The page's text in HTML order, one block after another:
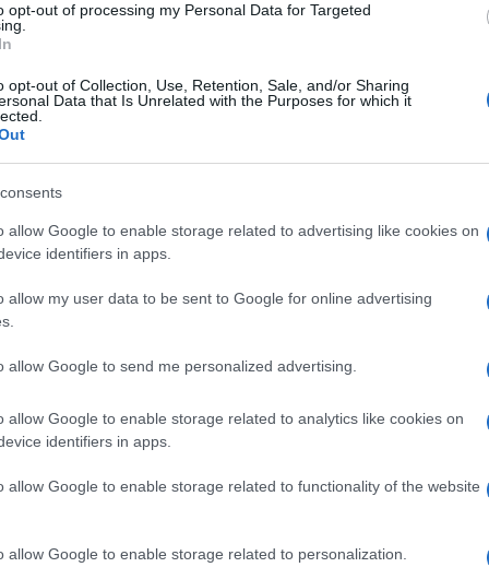
opt-out of processing my Personal Data for Targeted
opt-out of Collection, Use, Retention, Sale, and/or Sharing
Data that Is Unrelated with the Purposes for which it
allow Google to enable storage related to advertising like cookies on
identifiers in apps.
allow my user data to be sent to Google for online advertising
allow Google to send me personalized advertising.
allow Google to enable storage related to analytics like cookies on
identifiers in apps.
allow Google to enable storage related to functionality of the website
allow Google to enable storage related to personalization.
qualche anno fa, nel momento in
del modello economico e sociale
europea. Ora hanno
coagulandosi con altri gruppi, e riescono
quantomeno temporaneamente.
(non quella finta cosiddetta
portatori. Vogliono decidere della
sia legittimata a farlo per loro. Si
punto e basta: è un sacro diritto
i diversi gruppi sociali che
ha dunque un comune denominatore:
della Seconda Guerra Mondiale, difatti,
invadendo ambiti che nel